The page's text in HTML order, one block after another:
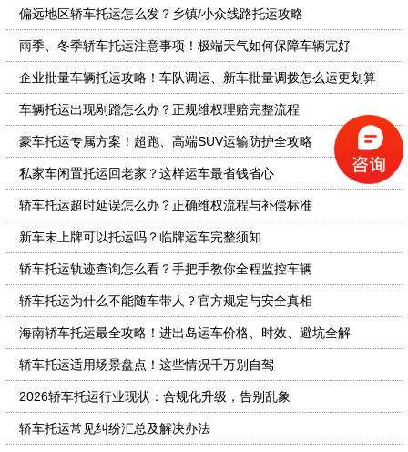
偏远地区轿车托运怎么发？乡镇/小众线路托运攻略
雨季、冬季轿车托运注意事项！极端天气如何保障车辆完好
企业批量车辆托运攻略！车队调运、新车批量调拨怎么运更划算
车辆托运出现剐蹭怎么办？正规维权理赔完整流程
豪车托运专属方案！超跑、高端SUV运输防护全攻略
私家车闲置托运回老家？这样运车最省钱省心
轿车托运超时延误怎么办？正确维权流程与补偿标准
新车未上牌可以托运吗？临牌运车完整须知
轿车托运轨迹查询怎么看？手把手教你全程监控车辆
轿车托运为什么不能随车带人？官方规定与安全真相
海南轿车托运最全攻略！进出岛运车价格、时效、避坑全解
轿车托运适用场景盘点！这些情况千万别自驾
2026轿车托运行业现状：合规化升级，告别乱象
轿车托运常见纠纷汇总及解决办法